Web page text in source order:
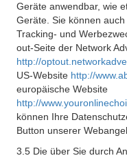
Geräte anwendbar, wie
Geräte. Sie können
Tracking- und
out-Seite der Network
http://
US-Website http://
europäische Website
http://
können Ihre
Button unserer
3.5 Die über Sie durch